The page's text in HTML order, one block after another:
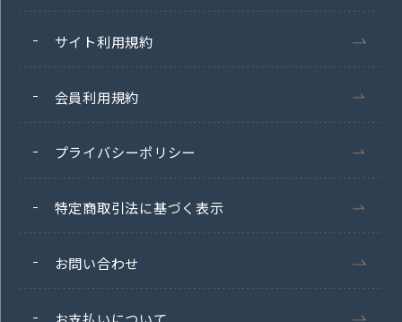
サイト利用規約
会員利用規約
プライバシーポリシー
特定商取引法に基づく表示
お問い合わせ